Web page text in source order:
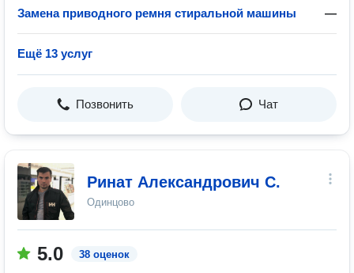
Замена приводного ремня стиральной машины —
Ещё 13 услуг
Позвонить Чат
Ринат Александрович С.
Одинцово
5.0 38 оценок